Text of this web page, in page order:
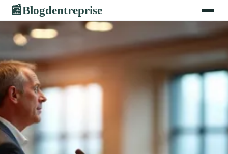
📰Blogdentreprise